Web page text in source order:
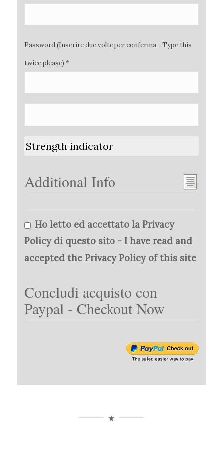
Password (Inserire due volte per conferma - Type this
twice please) *
Strength indicator
Additional Info
Ho letto ed accettato la Privacy
Policy di questo sito - I have read and
accepted the Privacy Policy of this site
Concludi acquisto con
Paypal - Checkout Now